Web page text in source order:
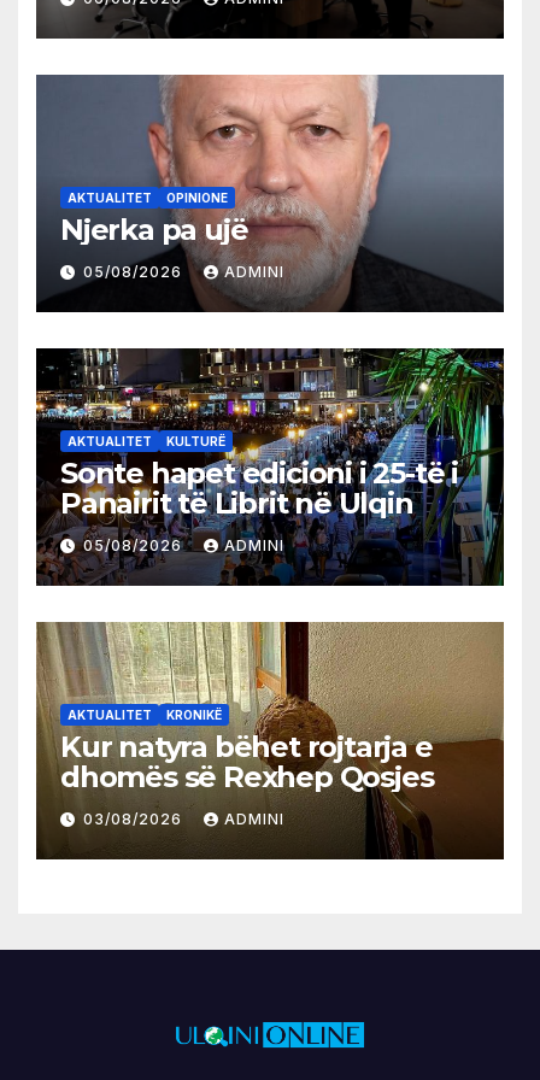
AKTUALITET OPINIONE
Njerka pa ujë
05/08/2026 ADMINI
AKTUALITET KULTURË
Sonte hapet edicioni i 25-të i
Panairit të Librit në Ulqin
05/08/2026 ADMINI
AKTUALITET KRONIKË
Kur natyra bëhet rojtarja e
dhomës së Rexhep Qosjes
03/08/2026 ADMINI